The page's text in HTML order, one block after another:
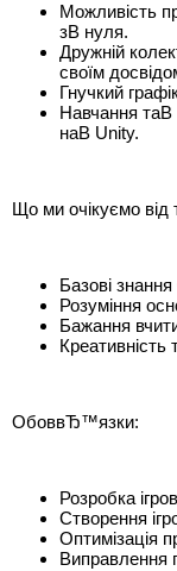
Можливість
зВ нуля.
Дружній
своїм
Гнучкий
Навчання таВ
наВ Unity.
Що ми очікуємо від
Базові
Розуміння
Бажання
Креативність
ОбоввЂ™язки:
Розробка
Створення
Оптимізація
Виправлення